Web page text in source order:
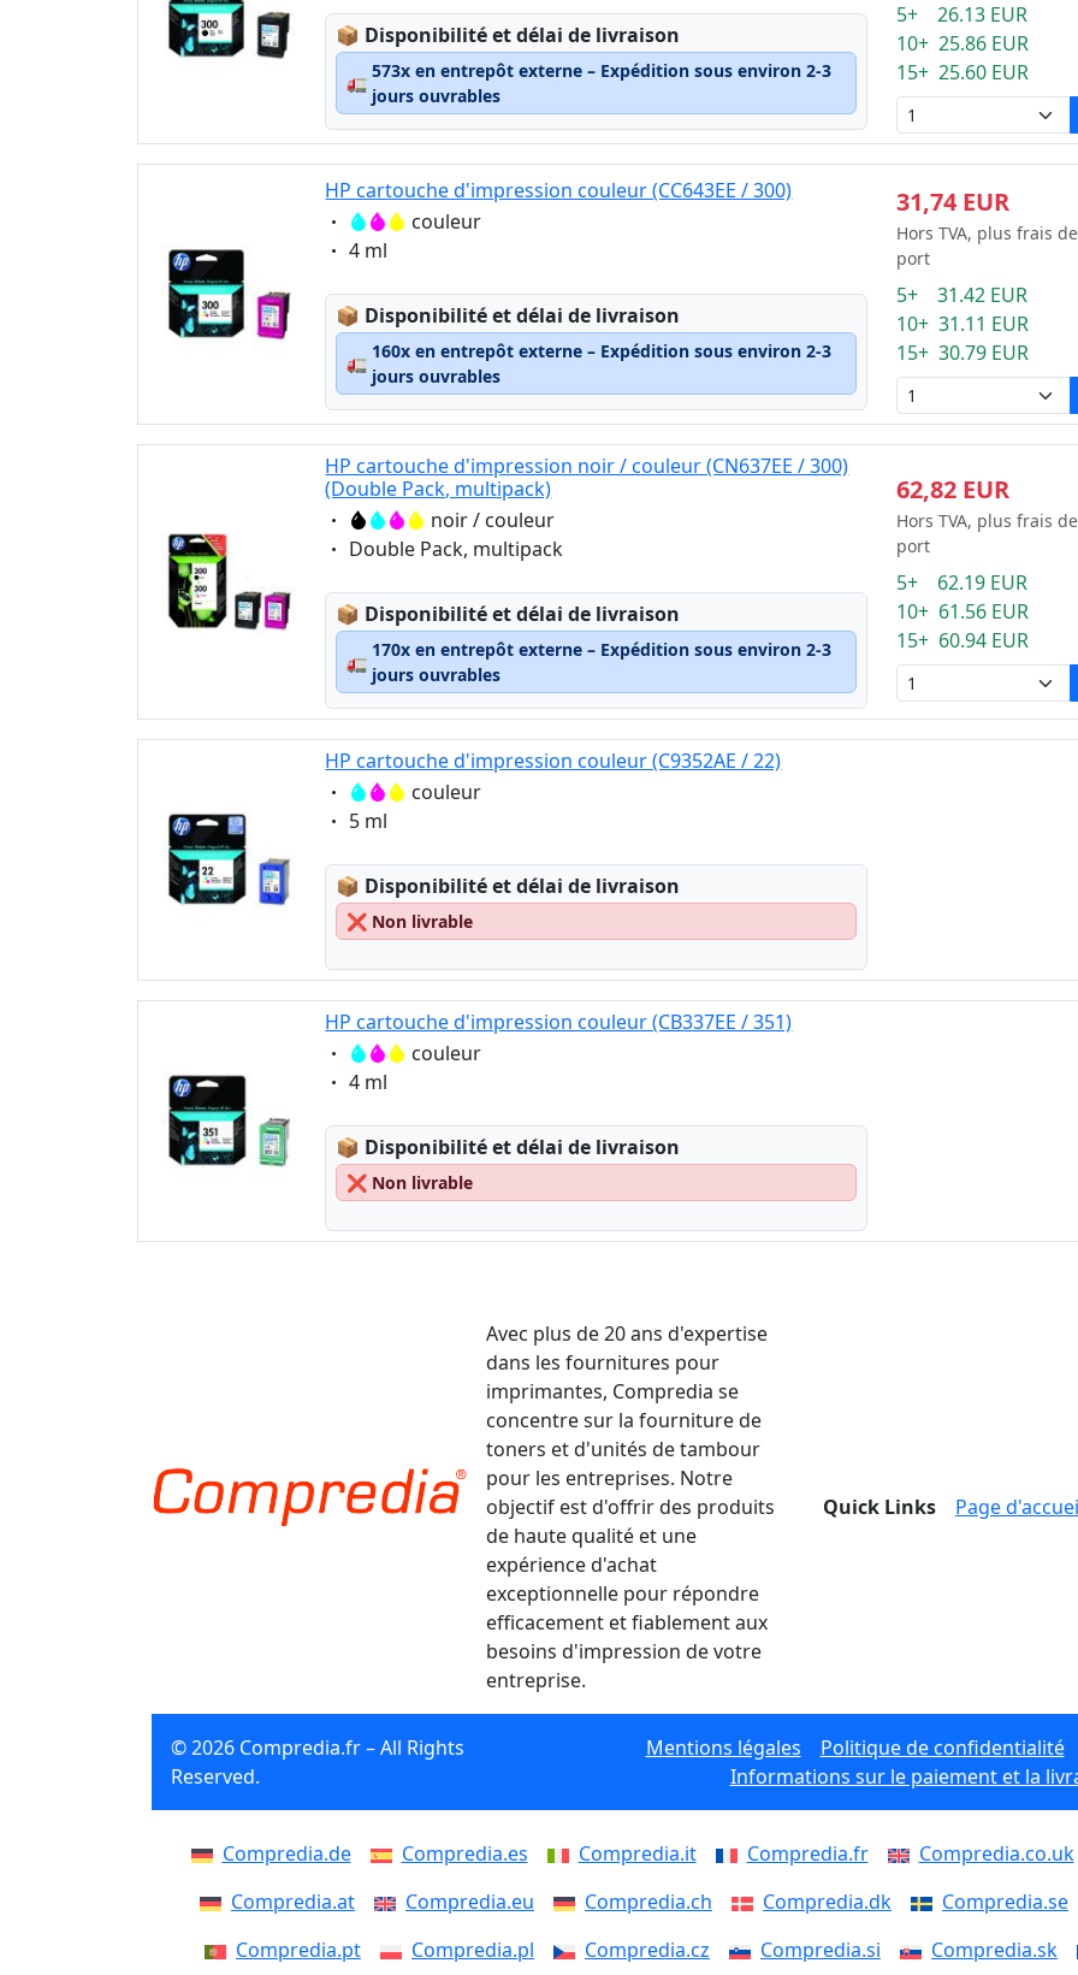
📦 Lagerstatus:
Disponibilité et délai de livraison
🚛
573x en entrepôt externe – Expédition sous environ 2-3
jours ouvrables
5+ 26.13 EUR
10+ 25.86 EUR
15+ 25.60 EUR
HP cartouche d'impression couleur (CC643EE / 300)
Eigenschaft:couleur
Eigenschaft:
4 ml
📦 Lagerstatus:
Disponibilité et délai de livraison
🚛
160x en entrepôt externe – Expédition sous environ 2-3
jours ouvrables
31,74 EUR
Hors TVA, plus frais de
port
5+ 31.42 EUR
10+ 31.11 EUR
15+ 30.79 EUR
HP cartouche d'impression noir / couleur (CN637EE / 300)
(Double Pack, multipack)
Eigenschaft:noir / couleur
Eigenschaft:
Double Pack, multipack
📦 Lagerstatus:
Disponibilité et délai de livraison
🚛
170x en entrepôt externe – Expédition sous environ 2-3
jours ouvrables
62,82 EUR
Hors TVA, plus frais de
port
5+ 62.19 EUR
10+ 61.56 EUR
15+ 60.94 EUR
HP cartouche d'impression couleur (C9352AE / 22)
Eigenschaft:couleur
Eigenschaft:
5 ml
📦 Lagerstatus:
Disponibilité et délai de livraison
❌ Non livrable
HP cartouche d'impression couleur (CB337EE / 351)
Eigenschaft:couleur
Eigenschaft:
4 ml
📦 Lagerstatus:
Disponibilité et délai de livraison
❌ Non livrable
Avec plus de 20 ans d'expertise
dans les fournitures pour
imprimantes, Compredia se
concentre sur la fourniture de
toners et d'unités de tambour
pour les entreprises. Notre
objectif est d'offrir des produits
de haute qualité et une
expérience d'achat
exceptionnelle pour répondre
efficacement et fiablement aux
besoins d'impression de votre
entreprise.
Quick Links Page
© 2026 Compredia.fr – All Rights
Reserved.
Mentions légales Politique de confidentialité
Informations sur le paiement et la
Compredia.de Compredia.es Compredia.it Compredia.fr Compredia.co.uk
Compredia.at
Compredia.eu Compredia.ch Compredia.dk Compredia.se
Compredia.pt
Compredia.pl Compredia.cz Compredia.si Compredia.sk